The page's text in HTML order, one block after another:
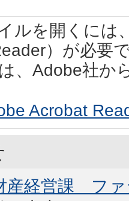
ルを開くには
）が必要
、Adobe社か
Acrobat
産経営課 ファ